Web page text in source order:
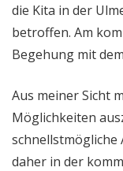
die Kita in der
betroffen. Am
Begehung mit
Aus meiner Sicht
Möglichkeiten
schnellstmögliche
daher in der